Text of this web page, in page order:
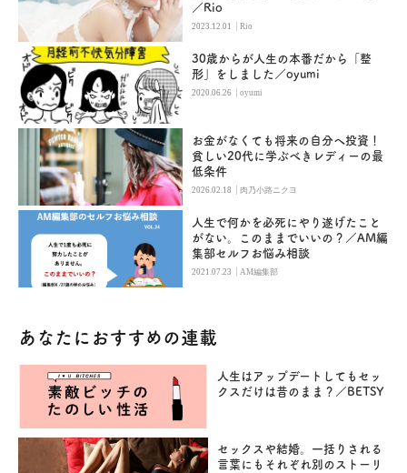
／Rio
2023.12.01 |Rio
30歳からが人生の本番だから「整
形」をしました／oyumi
2020.06.26 |oyumi
お金がなくても将来の自分へ投資！
貧しい20代に学ぶべきレディーの最
低条件
2026.02.18 |肉乃小路ニクヨ
人生で何かを必死にやり遂げたこと
がない。このままでいいの？／AM編
集部セルフお悩み相談
2021.07.23 |AM編集部
あなたにおすすめの連載
人生はアップデートしてもセッ
クスだけは昔のまま？／BETSY
セックスや結婚。一括りされる
言葉にもそれぞれ別のストーリ